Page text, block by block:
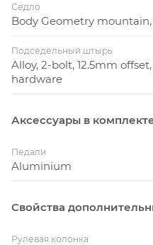
Седло
Body Geometry mountain,
Подседельный штырь
Alloy, 2-bolt, 12.5mm
hardware
Аксессуары в
Педали
Aluminium
Свойства
Рулевая колонка